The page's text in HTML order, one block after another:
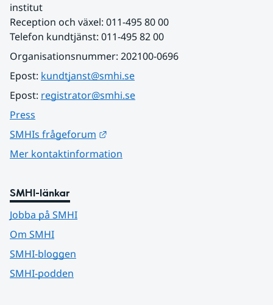
institut
Reception och växel: 011-495 80 00
Telefon kundtjänst: 011-495 82 00
Organisationsnummer: 202100-0696
Epost: kundtjanst@smhi.se
Epost: registrator@smhi.se
Press
SMHIs frågeforum
Mer kontaktinformation
SMHI-länkar
Jobba på SMHI
Om SMHI
SMHI-bloggen
SMHI-podden